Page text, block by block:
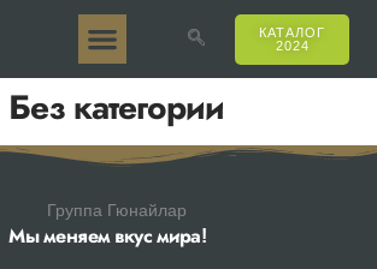
КАТАЛОГ
2024
Без категории
Мы меняем вкус мира!